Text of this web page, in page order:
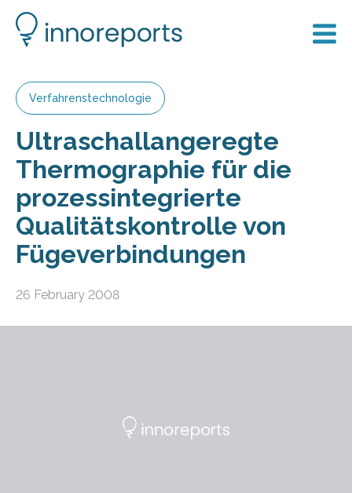
Verfahrenstechnologie
Ultraschallangeregte
Thermographie für die
prozessintegrierte
Qualitätskontrolle von
Fügeverbindungen
26 February 2008